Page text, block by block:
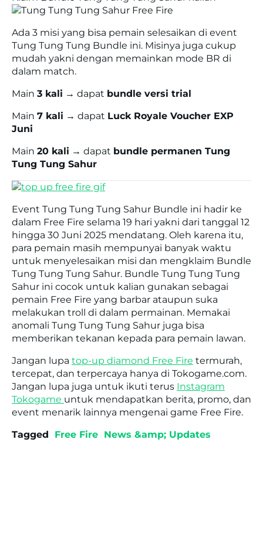
Ada 3 misi yang bisa pemain selesaikan di event
Tung Tung Tung Bundle ini. Misinya juga cukup
mudah yakni dengan memainkan mode BR di
dalam match.
Main 3 kali → dapat bundle versi trial
Main 7 kali → dapat Luck Royale Voucher EXP
Juni
Main 20 kali → dapat bundle permanen Tung
Tung Tung Sahur
Event Tung Tung Tung Sahur Bundle ini hadir ke
dalam Free Fire selama 19 hari yakni dari tanggal 12
hingga 30 Juni 2025 mendatang. Oleh karena itu,
para pemain masih mempunyai banyak waktu
untuk menyelesaikan misi dan mengklaim Bundle
Tung Tung Tung Sahur. Bundle Tung Tung Tung
Sahur ini cocok untuk kalian gunakan sebagai
pemain Free Fire yang barbar ataupun suka
melakukan troll di dalam permainan. Memakai
anomali Tung Tung Tung Sahur juga bisa
memberikan tekanan kepada para pemain lawan.
Jangan lupa top-up diamond Free Fire termurah,
tercepat, dan terpercaya hanya di Tokogame.com.
Jangan lupa juga untuk ikuti terus Instagram
Tokogame untuk mendapatkan berita, promo, dan
event menarik lainnya mengenai game Free Fire.
Tagged
Free Fire News &amp; Updates